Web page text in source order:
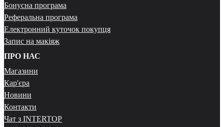
Бонусна програма
Реферальна програма
Електронний куточок покупця
Запис на макіяж
ПРО НАС
Магазини
Кар'єра
Новини
Контакти
Чат з INTERTOP